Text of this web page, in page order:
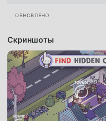
ОБНОВЛЕНО
Скриншоты